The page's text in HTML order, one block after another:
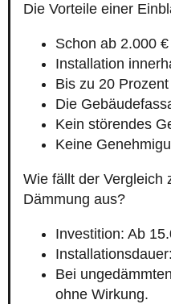
Die Vorteile einer
Schon ab 2.000
Installation
Bis zu 20
Die
Kein störendes
Keine
Wie fällt der Vergleich
Dämmung aus?
Investition: Ab
Bei
ohne Wirkung.